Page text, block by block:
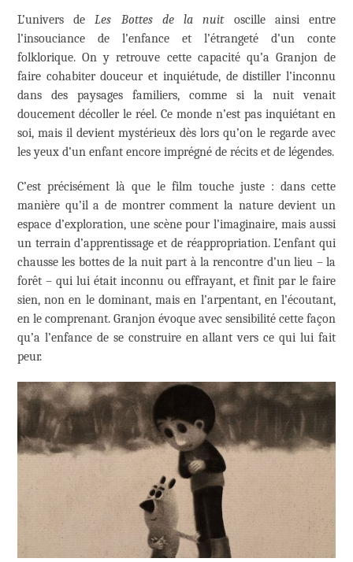
L’univers deLes Bottes de la nuitoscille ainsi entre
l’insouciance de l’enfance et l’étrangeté d’un conte
folklorique. On y retrouve cette capacité qu’a Granjon de
faire cohabiter douceur et inquiétude, de distiller l’inconnu
dans des paysages familiers, comme si la nuit venait
doucement décoller le réel. Ce monde n’est pas inquiétant en
soi, mais il devient mystérieux dès lors qu’on le regarde avec
les yeux d’un enfant encore imprégné de récits et de légendes.
C’est précisément là que le film touche juste : dans cette
manière qu’il a de montrer comment la nature devient un
espace d’exploration, une scène pour l’imaginaire, mais aussi
un terrain d’apprentissage et de réappropriation. L’enfant qui
chausse les bottes de la nuit part à la rencontre d’un lieu – la
forêt – qui lui était inconnu ou effrayant, et finit par le faire
sien, non en le dominant, mais en l’arpentant, en l’écoutant,
en le comprenant. Granjon évoque avec sensibilité cette façon
qu’a l’enfance de se construire en allant vers ce qui lui fait
peur.